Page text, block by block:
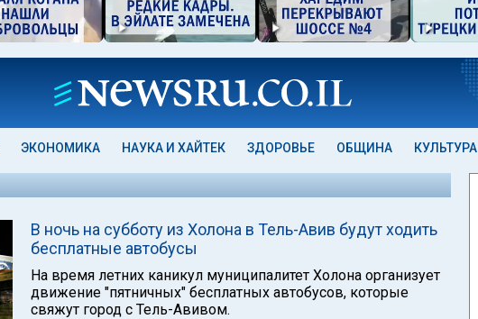
ЭКОНОМИКА НАУКА И ХАЙТЕК ЗДОРОВЬЕ ОБЩИНА КУЛЬТУРА
В ночь на субботу из Холона в Тель-Авив будут ходить
бесплатные автобусы
На время летних каникул муниципалитет Холона организует
движение "пятничных" бесплатных автобусов, которые
свяжут город с Тель-Авивом.